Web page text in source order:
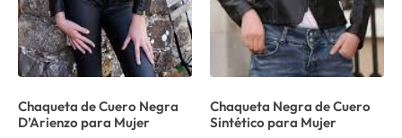
Chaqueta de Cuero Negra
D’Arienzo para Mujer
Chaqueta Negra de Cuero
Sintético para Mujer